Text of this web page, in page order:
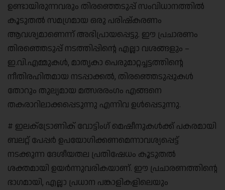
ഉണ്ടായിരുന്നവരും തിരഞ്ഞെടുപ്പ് സംവിധാനത്തിൽ
കൂടുതൽ സമഗ്രമായ ഒരു പരിഷ്കരണം
ആവശ്യമാണെന്ന് അഭിപ്രായപ്പെട്ടു. ഈ പ്രചാരണം
തിരഞ്ഞെടുപ്പ് നടത്തിപ്പിന്റെ എല്ലാ വശങ്ങളും –
ഇ.വി.എമ്മുകൾ, മാതൃകാ പെരുമാറ്റച്ചട്ടത്തിന്റെ
നീതിരഹിതമായ നടപ്പാക്കൽ, തിരഞ്ഞെടുപ്പുകൾ
തോറും തുല്യമായ മത്സരരംഗം എങ്ങനെ
തകരാറിലാക്കപ്പെടുന്നു എന്നിവ ഉൾപ്പെടുന്നു.
# ഇലക്‌ട്രോണിക് വോട്ടിംഗ് മെഷീനുകൾക്ക് പകരമായി
ബലറ്റ് പേപ്പർ ഉപയോഗിക്കണമെന്നാവശ്യപ്പെട്ട്
നടക്കുന്ന ദേശീയതല പ്രതിഷേധം കൂടുതൽ
ശക്തമായി ഉയർന്നുവരികയാണ്. ഈ പ്രചാരണത്തിന്റെ
ഭാഗമായി, എല്ലാ പ്രധാന പങ്കാളികളിലെയും